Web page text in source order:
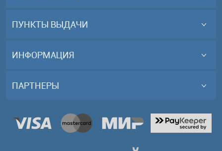
ПУНКТЫ ВЫДАЧИ
ИНФОРМАЦИЯ
ПАРТНЕРЫ